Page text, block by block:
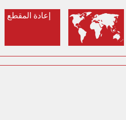
إعادة المقطع